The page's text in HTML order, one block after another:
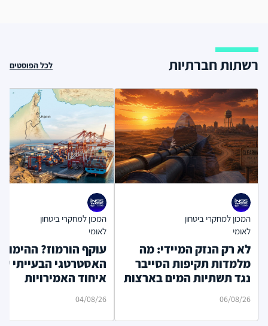
רשתות חברתיות לכל הפוסטים
המכון למחקרי ביטחון
לאומי
לא רק הנזק המיידי: מה
מלמדות תקיפות הסייבר
נגד תשתיות המים בארצות
הברית?
06/08/26
המכון למחקרי ביטחון
לאומי
עוקף הורמוז? ההימור
האסטרטגי הבעייתי
איחוד האמירויות
04/08/26